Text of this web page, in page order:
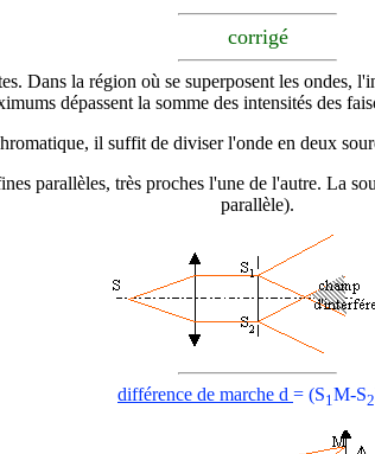
corrigé
Dans la région où se superposent les ondes,
dépassent la somme des intensités des
il suffit de diviser l'onde en deux
parallèles, très proches l'une de l'autre. La
parallèle).
différence de marche d = (S1M-S2